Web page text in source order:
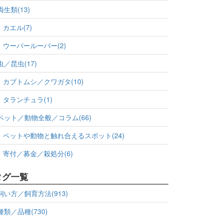
生類(13)
カエル(7)
ウーパールーパー(2)
／昆虫(17)
カブトムシ／クワガタ(10)
タランチュラ(1)
ット／動物全般／コラム(66)
ペットや動物と触れ合えるスポット(24)
寄付／募金／殺処分(6)
一覧
い方／飼育方法(913)
類／品種(730)